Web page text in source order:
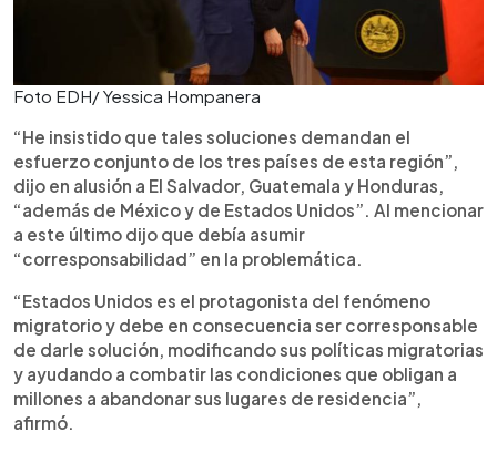
Foto EDH/ Yessica Hompanera
“He insistido que tales soluciones demandan el
esfuerzo conjunto de los tres países de esta región”,
dijo en alusión a El Salvador, Guatemala y Honduras,
“además de México y de Estados Unidos”. Al mencionar
a este último dijo que debía asumir
“corresponsabilidad” en la problemática.
“Estados Unidos es el protagonista del fenómeno
migratorio y debe en consecuencia ser corresponsable
de darle solución, modificando sus políticas migratorias
y ayudando a combatir las condiciones que obligan a
millones a abandonar sus lugares de residencia”,
afirmó.